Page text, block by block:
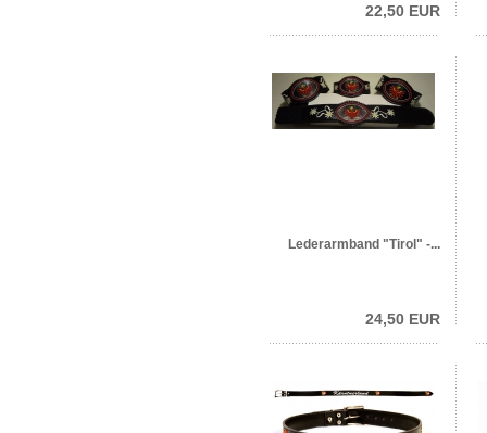
22,50 EUR
Lederarmband "Tirol" -...
24,50 EUR